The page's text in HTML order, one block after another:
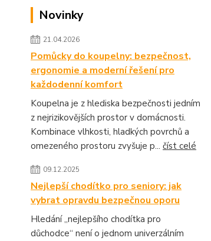
Novinky
21.04.2026
Pomůcky do koupelny: bezpečnost,
ergonomie a moderní řešení pro
každodenní komfort
Koupelna je z hlediska bezpečnosti jedním
z nejrizikovějších prostor v domácnosti.
Kombinace vlhkosti, hladkých povrchů a
omezeného prostoru zvyšuje p... číst celé
09.12.2025
Nejlepší chodítko pro seniory: jak
vybrat opravdu bezpečnou oporu
Hledání „nejlepšího chodítka pro
důchodce“ není o jednom univerzálním